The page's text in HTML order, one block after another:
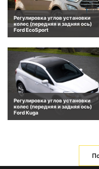
Регулировка углов установки
колес (передняя и задняя ось)
Ford EcoSport
Регулировка углов установки
колес (передняя и задняя ось)
Ford Kuga